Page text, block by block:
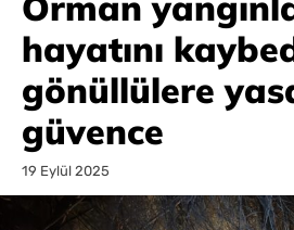
hayatını
gönüllülere
güvence
19 Eylül 2025